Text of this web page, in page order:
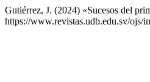
Gutiérrez, J. (2024) «Sucesos del
https://www.revistas.udb.edu.sv/ojs/